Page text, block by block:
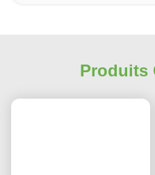
Produits